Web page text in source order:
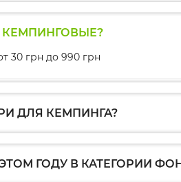
30 грн до 990 грн
ДЛЯ КЕМПИНГА?
ГОДУ В КАТЕГОРИИ